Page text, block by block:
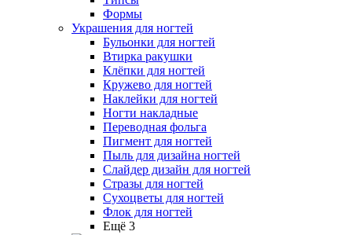
Формы
Украшения для ногтей
Бульонки для ногтей
Втирка ракушки
Клёпки для ногтей
Кружево для ногтей
Наклейки для ногтей
Ногти накладные
Переводная фольга
Пигмент для ногтей
Пыль для дизайна ногтей
Слайдер дизайн для ногтей
Стразы для ногтей
Сухоцветы для ногтей
Флок для ногтей
Ещё 3